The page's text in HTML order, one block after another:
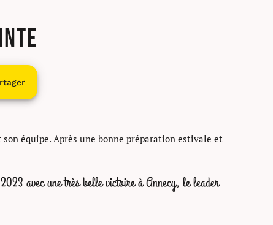
équipe. Après une bonne préparation estivale et
avec une très belle victoire à Annecy, le leader